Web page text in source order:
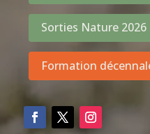
Sorties Nature 2026
Formation